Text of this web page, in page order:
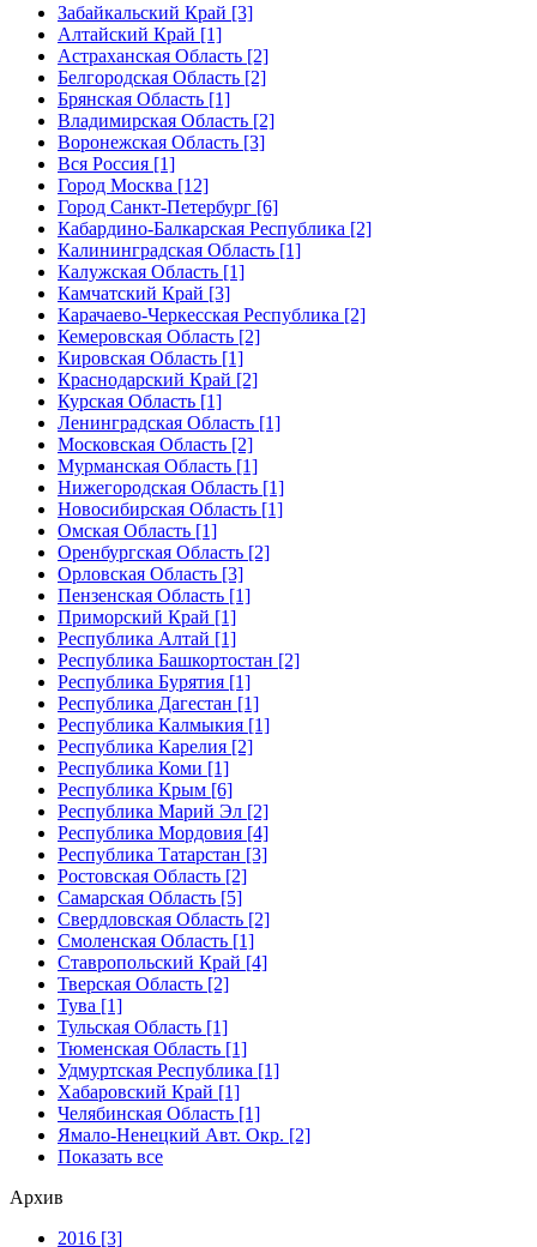
Забайкальский Край [3]
Алтайский Край [1]
Астраханская Область [2]
Белгородская Область [2]
Брянская Область [1]
Владимирская Область [2]
Воронежская Область [3]
Вся Россия [1]
Город Москва [12]
Город Санкт-Петербург [6]
Кабардино-Балкарская Республика [2]
Калининградская Область [1]
Калужская Область [1]
Камчатский Край [3]
Карачаево-Черкесская Республика [2]
Кемеровская Область [2]
Кировская Область [1]
Краснодарский Край [2]
Курская Область [1]
Ленинградская Область [1]
Московская Область [2]
Мурманская Область [1]
Нижегородская Область [1]
Новосибирская Область [1]
Омская Область [1]
Оренбургская Область [2]
Орловская Область [3]
Пензенская Область [1]
Приморский Край [1]
Республика Алтай [1]
Республика Башкортостан [2]
Республика Бурятия [1]
Республика Дагестан [1]
Республика Калмыкия [1]
Республика Карелия [2]
Республика Коми [1]
Республика Крым [6]
Республика Марий Эл [2]
Республика Мордовия [4]
Республика Татарстан [3]
Ростовская Область [2]
Самарская Область [5]
Свердловская Область [2]
Смоленская Область [1]
Ставропольский Край [4]
Тверская Область [2]
Тува [1]
Тульская Область [1]
Тюменская Область [1]
Удмуртская Республика [1]
Хабаровский Край [1]
Челябинская Область [1]
Ямало-Ненецкий Авт. Окр. [2]
Показать все
Архив
2016 [3]